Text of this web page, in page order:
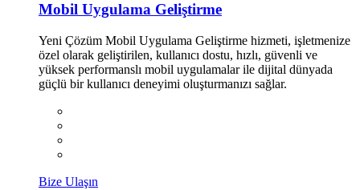
Mobil Uygulama Geliştirme
Yeni Çözüm Mobil Uygulama Geliştirme hizmeti, işletmenize
özel olarak geliştirilen, kullanıcı dostu, hızlı, güvenli ve
yüksek performanslı mobil uygulamalar ile dijital dünyada
güçlü bir kullanıcı deneyimi oluşturmanızı sağlar.
Bize Ulaşın